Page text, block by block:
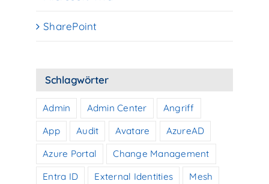
SharePoint
Schlagwörter
Admin Admin Center
Angriff
App
Audit Avatare
AzureAD
Azure Portal
Change Management
Entra ID
External Identities
Mesh